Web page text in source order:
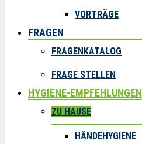
VORTRÄGE
FRAGEN
FRAGENKATALOG
FRAGE STELLEN
HYGIENE-EMPFEHLUNGEN
ZU HAUSE
HÄNDEHYGIENE